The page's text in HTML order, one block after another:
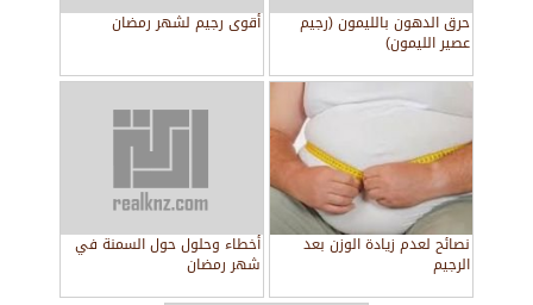
حرق الدهون بالليمون (رجيم
عصير الليمون)
أقوى رجيم لشهر رمضان
نصائح لعدم زيادة الوزن بعد
الرجيم
أخطاء وحلول حول السمنة في
شهر رمضان